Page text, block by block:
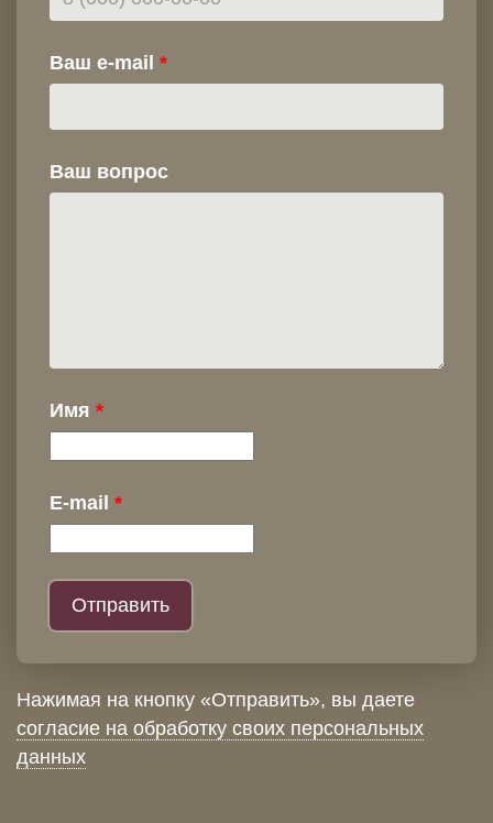
Ваш e-mail
Ваш вопрос
Имя
E-mail
Нажимая на кнопку «Отправить», вы даете
согласие на обработку своих персональных
данных